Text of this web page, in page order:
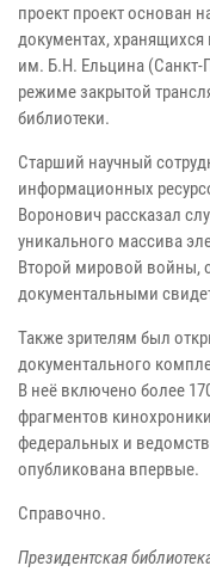
проект проект основан
документах,
им. Б.Н. Ельцина (Санкт-
режиме закрытой
библиотеки.
Старший научный
информационных
Воронович рассказал
уникального массива
Второй мировой войны,
документальными
Также зрителям был
документального
В неё включено более
фрагментов
федеральных и
опубликована впервые.
Справочно.
Президентская